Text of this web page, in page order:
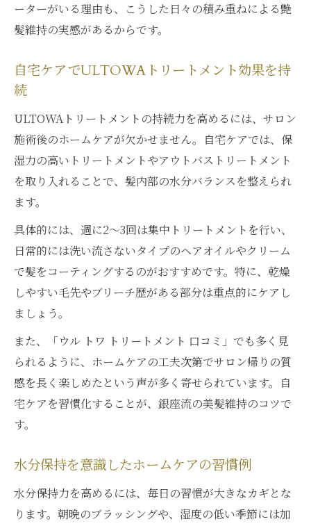
ーターがいる理由も、こうした日々の積み重ねによる艶
髪維持の実感があるからです。
自宅ケアでULTOWAトリートメント効果を持
続
ULTOWAトリートメントの持続力を高めるには、サロン
施術後のホームケアが欠かせません。自宅ケアでは、保
湿力の高いトリートメントやアウトバストリートメント
を取り入れることで、髪内部の水分バランスを整えられ
ます。
具体的には、週に2～3回は集中トリートメントを行い、
日常的には洗い流さないタイプのヘアオイルやクリーム
で髪をコーティングするのがおすすめです。特に、乾燥
しやすい毛先やブリーチ歴がある部分は重点的にケアし
ましょう。
また、「ウル トワ トリートメント 口コミ」でも多く見
られるように、ホームケアの工夫次第でサロン帰りの質
感を長く楽しめたという声が多く寄せられています。自
宅ケアを習慣化することが、銀座流の美髪維持のコツで
す。
水分保持を意識したホームケアの習慣例
水分保持力を高めるには、毎日の習慣が大きなカギとな
ります。朝晩のブラッシングや、湿度の低い季節には加